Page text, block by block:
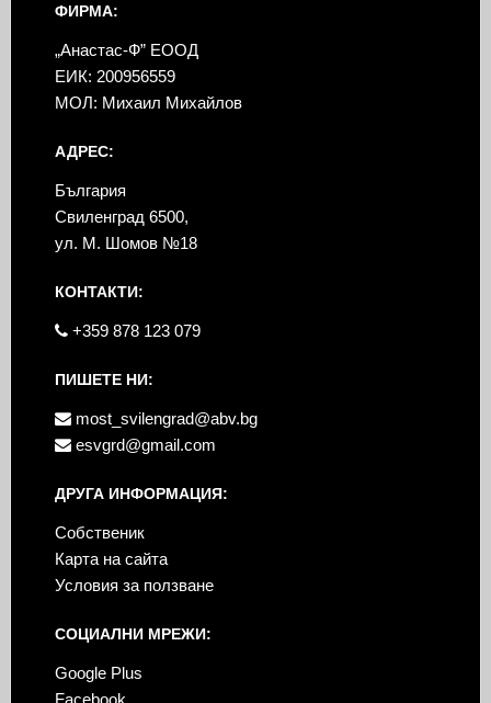
ФИРМА:
„Анастас-Ф” ЕООД
ЕИК: 200956559
МОЛ: Михаил Михайлов
АДРЕС:
България
Свиленград 6500,
ул. М. Шомов №18
КОНТАКТИ:
+359 878 123 079
ПИШЕТЕ НИ:
most_svilengrad@abv.bg
esvgrd@gmail.com
ДРУГА ИНФОРМАЦИЯ:
Собственик
Карта на сайта
Условия за ползване
СОЦИАЛНИ МРЕЖИ:
Google Plus
Facebook